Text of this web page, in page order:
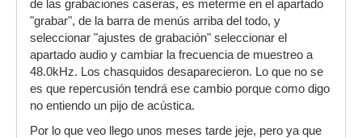
de las grabaciones caseras, es meterme en el apartado
"grabar", de la barra de menús arriba del todo, y
seleccionar "ajustes de grabación" seleccionar el
apartado audio y cambiar la frecuencia de muestreo a
48.0kHz. Los chasquidos desaparecieron. Lo que no se
es que repercusión tendrá ese cambio porque como digo
no entiendo un pijo de acústica.
Por lo que veo llego unos meses tarde jeje, pero ya que